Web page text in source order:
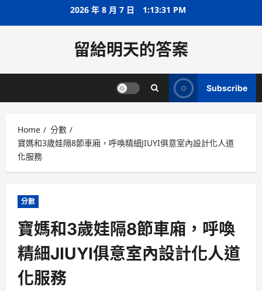
2026 年 8 月 7 日 1:13:31 PM
留給明天的答案
Subscribe
Home
分數
寶媽和3歲娃隔8節車廂，呼喚精細JIUYI俱意室內設計化人道
化服務
分數
寶媽和3歲娃隔8節車廂，呼喚
精細JIUYI俱意室內設計化人道
化服務